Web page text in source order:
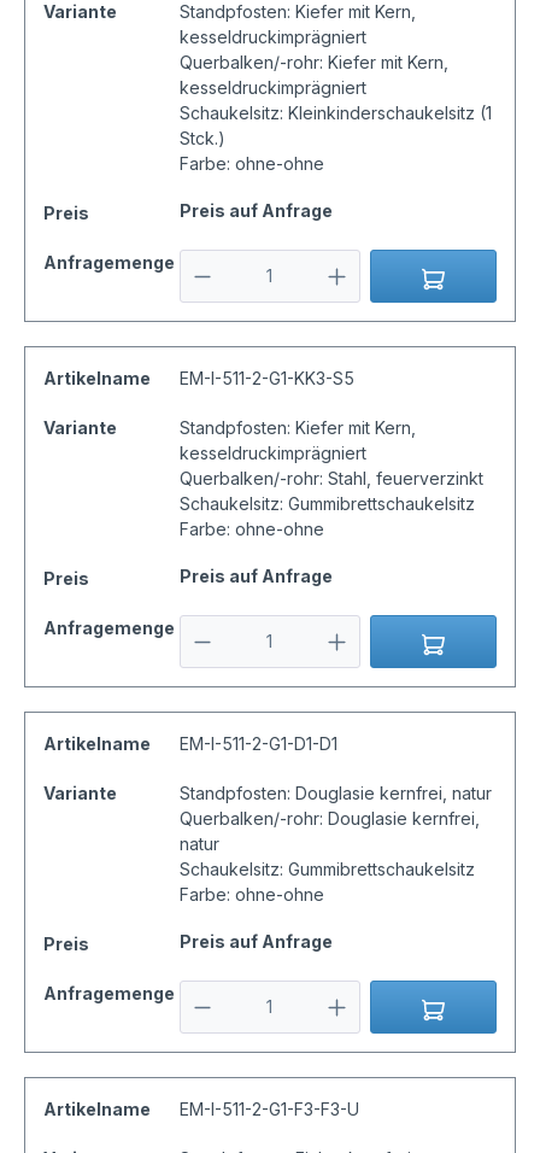
Variante
Standpfosten: Kiefer mit Kern,
kesseldruckimprägniert
Querbalken/-rohr: Kiefer mit Kern,
kesseldruckimprägniert
Schaukelsitz: Kleinkinderschaukelsitz (1
Stck.)
Farbe: ohne-ohne
Preis Preis auf Anfrage
Anfragemenge
Artikelname EM-I-511-2-G1-KK3-S5
Variante
Standpfosten: Kiefer mit Kern,
kesseldruckimprägniert
Querbalken/-rohr: Stahl, feuerverzinkt
Schaukelsitz: Gummibrettschaukelsitz
Farbe: ohne-ohne
Preis Preis auf Anfrage
Anfragemenge
Artikelname EM-I-511-2-G1-D1-D1
Variante
Standpfosten: Douglasie kernfrei, natur
Querbalken/-rohr: Douglasie kernfrei,
natur
Schaukelsitz: Gummibrettschaukelsitz
Farbe: ohne-ohne
Preis Preis auf Anfrage
Anfragemenge
Artikelname EM-I-511-2-G1-F3-F3-U